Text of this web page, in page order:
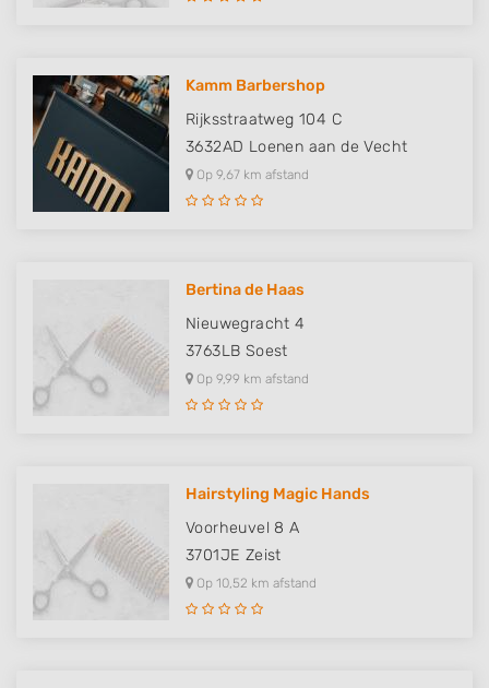
Kamm Barbershop
Rijksstraatweg 104 C
3632AD Loenen aan de Vecht
Op 9,67 km afstand
Bertina de Haas
Nieuwegracht 4
3763LB Soest
Op 9,99 km afstand
Hairstyling Magic Hands
Voorheuvel 8 A
3701JE Zeist
Op 10,52 km afstand